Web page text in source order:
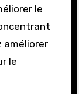
le
améliorer
le